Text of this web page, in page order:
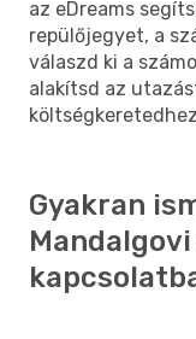
az eDreams
repülőjegyet, a
válaszd ki a
alakítsd az
Gyakran